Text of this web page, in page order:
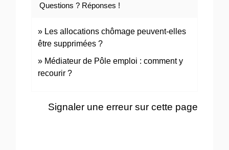
Questions ? Réponses !
Les allocations chômage peuvent-elles
être supprimées ?
Médiateur de Pôle emploi : comment y
recourir ?
Signaler une erreur sur cette page